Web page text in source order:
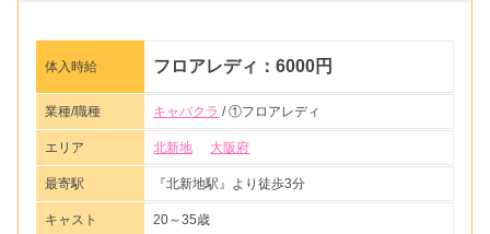
体入時給 フロアレディ：6000円
業種/職種 キャバクラ / ①フロアレディ
エリア 北新地 大阪府
最寄駅 『北新地駅』より徒歩3分
キャスト 20～35歳